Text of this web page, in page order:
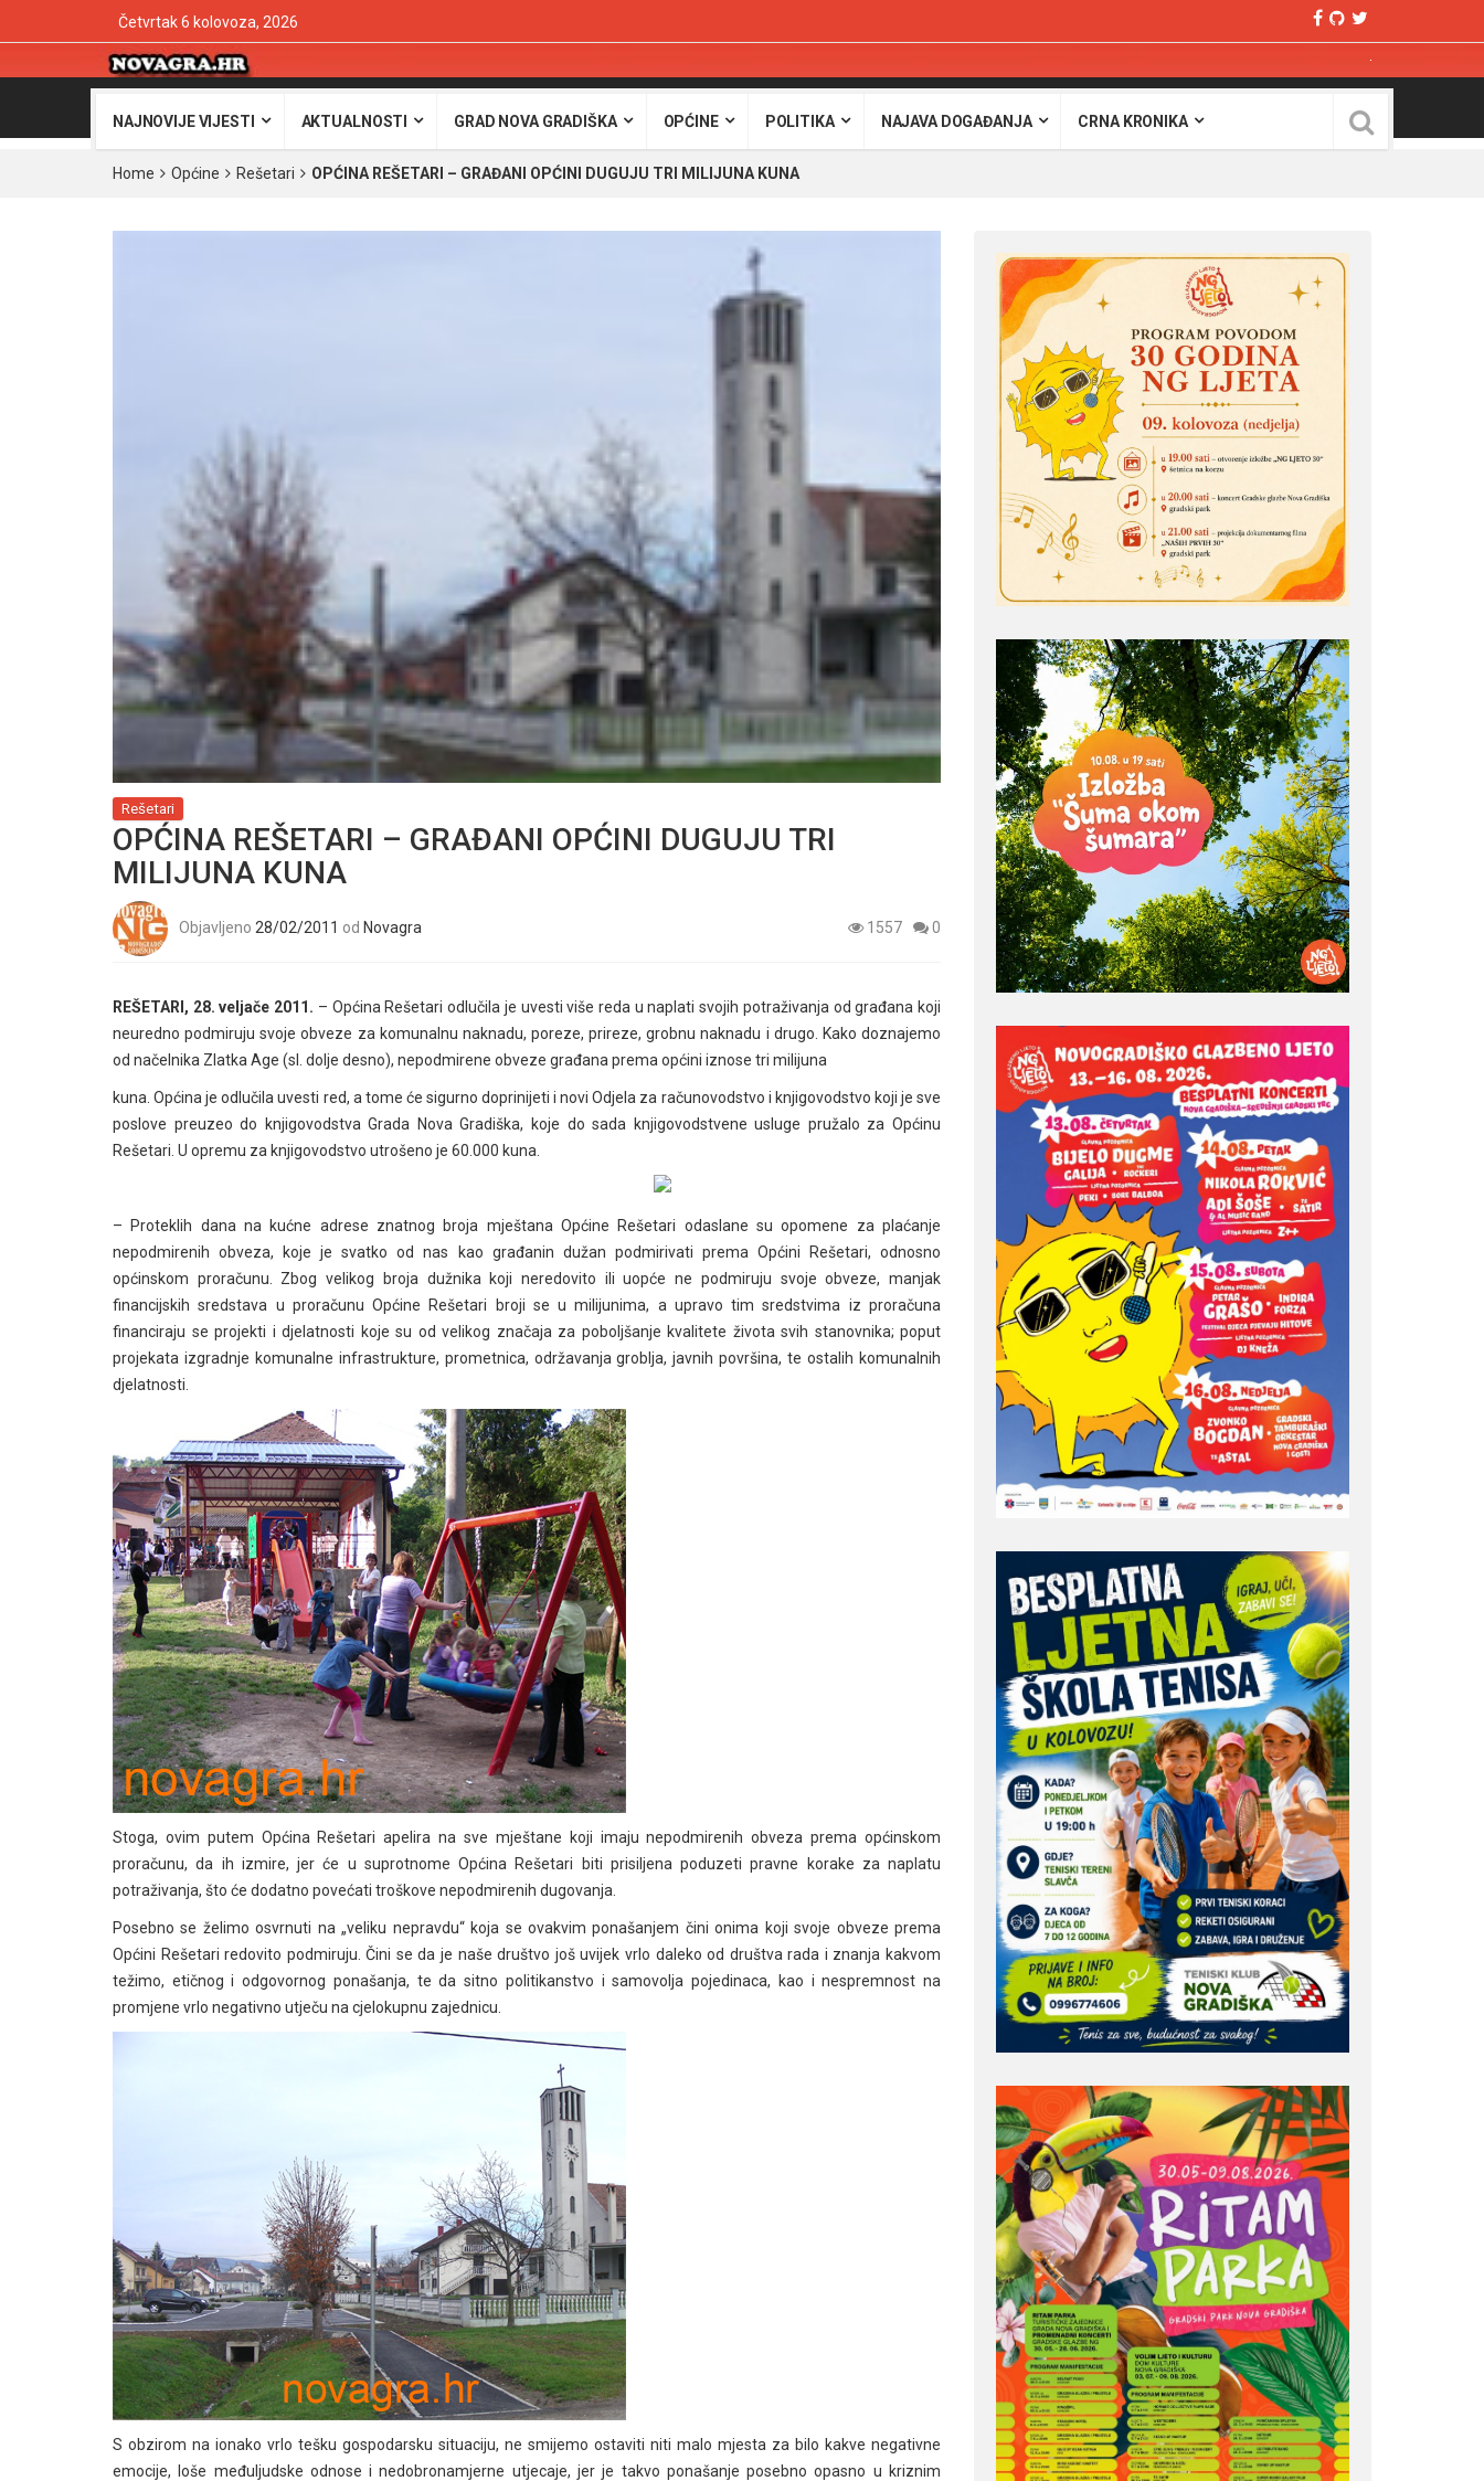
Četvrtak 6 kolovoza, 2026
NAJNOVIJE VIJESTI AKTUALNOSTI GRAD NOVA GRADIŠKA OPĆINE POLITIKA NAJAVA DOGAĐANJA CRNA KRONIKA
Home Općine Rešetari OPĆINA REŠETARI – GRAĐANI OPĆINI DUGUJU TRI MILIJUNA KUNA
Rešetari
OPĆINA REŠETARI – GRAĐANI OPĆINI DUGUJU TRI
MILIJUNA KUNA
Objavljeno 28/02/2011 od Novagra 1557 0
REŠETARI, 28. veljače 2011. – Općina Rešetari odlučila je uvesti više reda u naplati svojih potraživanja od građana koji
neuredno podmiruju svoje obveze za komunalnu naknadu, poreze, prireze, grobnu naknadu i drugo. Kako doznajemo
od načelnika Zlatka Age (sl. dolje desno), nepodmirene obveze građana prema općini iznose tri milijuna
kuna. Općina je odlučila uvesti red, a tome će sigurno doprinijeti i novi Odjela za računovodstvo i knjigovodstvo koji je sve
poslove preuzeo do knjigovodstva Grada Nova Gradiška, koje do sada knjigovodstvene usluge pružalo za Općinu
Rešetari. U opremu za knjigovodstvo utrošeno je 60.000 kuna.
– Proteklih dana na kućne adrese znatnog broja mještana Općine Rešetari odaslane su opomene za plaćanje
nepodmirenih obveza, koje je svatko od nas kao građanin dužan podmirivati prema Općini Rešetari, odnosno
općinskom proračunu. Zbog velikog broja dužnika koji neredovito ili uopće ne podmiruju svoje obveze, manjak
financijskih sredstava u proračunu Općine Rešetari broji se u milijunima, a upravo tim sredstvima iz proračuna
financiraju se projekti i djelatnosti koje su od velikog značaja za poboljšanje kvalitete života svih stanovnika; poput
projekata izgradnje komunalne infrastrukture, prometnica, održavanja groblja, javnih površina, te ostalih komunalnih
djelatnosti.
Stoga, ovim putem Općina Rešetari apelira na sve mještane koji imaju nepodmirenih obveza prema općinskom
proračunu, da ih izmire, jer će u suprotnome Općina Rešetari biti prisiljena poduzeti pravne korake za naplatu
potraživanja, što će dodatno povećati troškove nepodmirenih dugovanja.
Posebno se želimo osvrnuti na „veliku nepravdu“ koja se ovakvim ponašanjem čini onima koji svoje obveze prema
Općini Rešetari redovito podmiruju. Čini se da je naše društvo još uvijek vrlo daleko od društva rada i znanja kakvom
težimo, etičnog i odgovornog ponašanja, te da sitno politikanstvo i samovolja pojedinaca, kao i nespremnost na
promjene vrlo negativno utječu na cjelokupnu zajednicu.
S obzirom na ionako vrlo tešku gospodarsku situaciju, ne smijemo ostaviti niti malo mjesta za bilo kakve negativne
emocije, loše međuljudske odnose i nedobronamjerne utjecaje, jer je takvo ponašanje posebno opasno u kriznim